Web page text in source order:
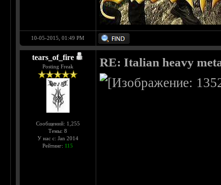
10-05-2015, 01:49 PM
tears_of_fire
Posting Freak
Сообщений: 1,255
Темы: 8
У нас с: Jan 2014
Рейтинг: 115
RE: Italian heavy